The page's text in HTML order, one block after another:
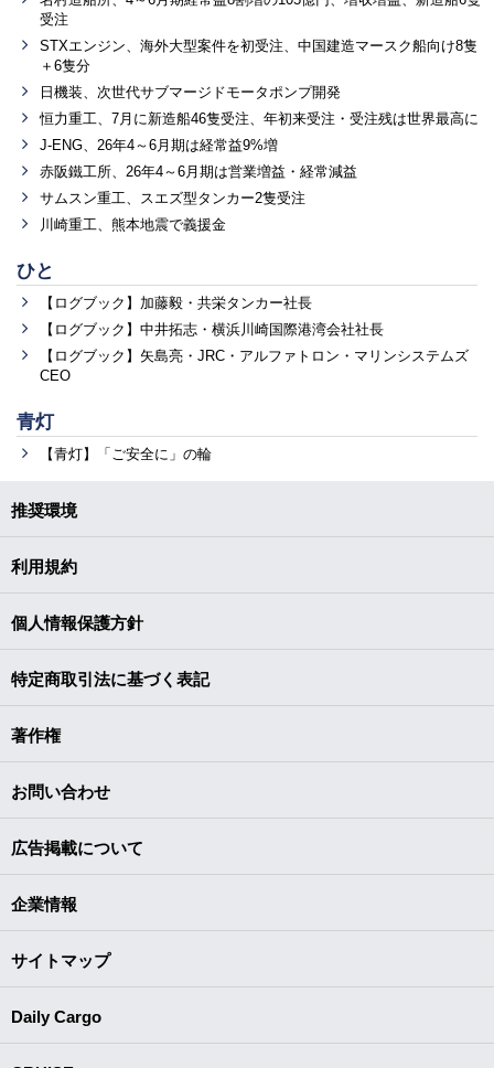
受注
STXエンジン、海外大型案件を初受注、中国建造マースク船向け8隻
＋6隻分
日機装、次世代サブマージドモータポンプ開発
恒力重工、7月に新造船46隻受注、年初来受注・受注残は世界最高に
J-ENG、26年4～6月期は経常益9%増
赤阪鐵工所、26年4～6月期は営業増益・経常減益
サムスン重工、スエズ型タンカー2隻受注
川崎重工、熊本地震で義援金
ひと
【ログブック】加藤毅・共栄タンカー社長
【ログブック】中井拓志・横浜川崎国際港湾会社社長
【ログブック】矢島亮・JRC・アルファトロン・マリンシステムズ
CEO
青灯
【青灯】「ご安全に」の輪
推奨環境
利用規約
個人情報保護方針
特定商取引法に基づく表記
著作権
お問い合わせ
広告掲載について
企業情報
サイトマップ
Daily Cargo